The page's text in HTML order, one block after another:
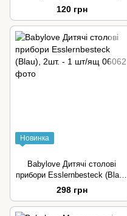
120 грн
Новинка
Babylove Дитячі столові
прибори Esslernbesteck (Blau),
2шт. - 1 шт/ящ
298 грн